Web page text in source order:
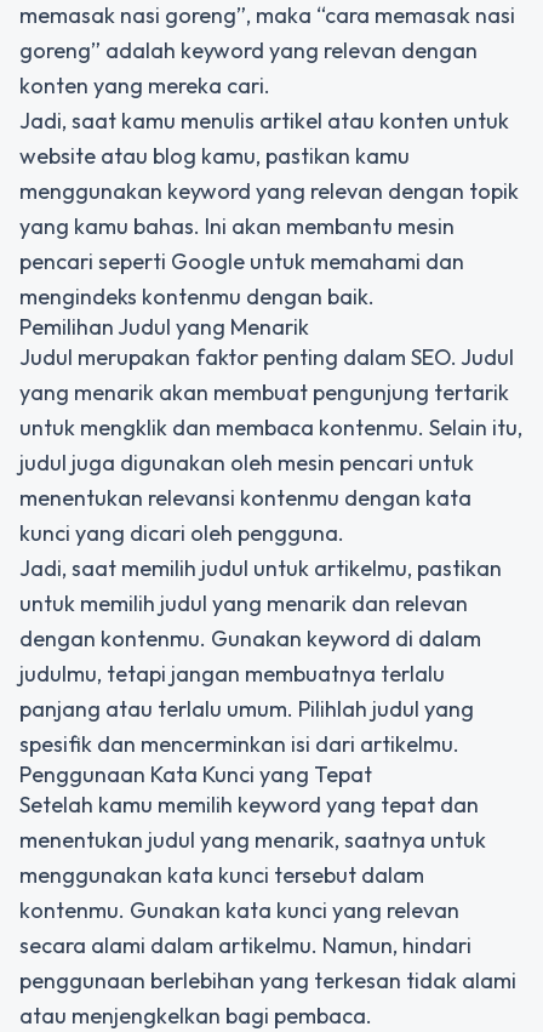
memasak nasi goreng”, maka “cara memasak nasi
goreng” adalah keyword yang relevan dengan
konten yang mereka cari.
Jadi, saat kamu menulis artikel atau konten untuk
website atau blog kamu, pastikan kamu
menggunakan keyword yang relevan dengan topik
yang kamu bahas. Ini akan membantu mesin
pencari seperti Google untuk memahami dan
mengindeks kontenmu dengan baik.
Pemilihan Judul yang Menarik
Judul merupakan faktor penting dalam SEO. Judul
yang menarik akan membuat pengunjung tertarik
untuk mengklik dan membaca kontenmu. Selain itu,
judul juga digunakan oleh mesin pencari untuk
menentukan relevansi kontenmu dengan kata
kunci yang dicari oleh pengguna.
Jadi, saat memilih judul untuk artikelmu, pastikan
untuk memilih judul yang menarik dan relevan
dengan kontenmu. Gunakan keyword di dalam
judulmu, tetapi jangan membuatnya terlalu
panjang atau terlalu umum. Pilihlah judul yang
spesifik dan mencerminkan isi dari artikelmu.
Penggunaan Kata Kunci yang Tepat
Setelah kamu memilih keyword yang tepat dan
menentukan judul yang menarik, saatnya untuk
menggunakan kata kunci tersebut dalam
kontenmu. Gunakan kata kunci yang relevan
secara alami dalam artikelmu. Namun, hindari
penggunaan berlebihan yang terkesan tidak alami
atau menjengkelkan bagi pembaca.